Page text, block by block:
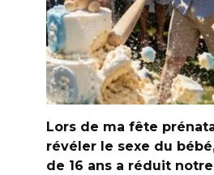
Lors de ma fête
révéler le sexe du
de 16 ans a réduit